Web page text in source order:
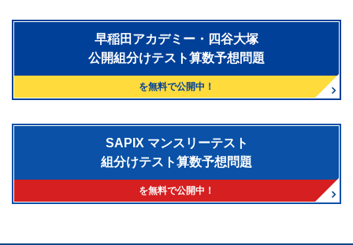
早稲田アカデミー・四谷大塚
公開組分けテスト算数予想問題
を無料で公開中！
SAPIX マンスリーテスト
組分けテスト算数予想問題
を無料で公開中！